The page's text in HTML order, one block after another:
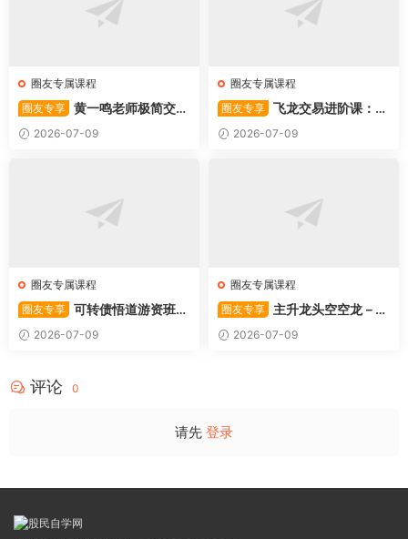
圈友专属课程
圈友专享 黄一鸣老师极简交易
系统2026-07-09
圈友专属课程
圈友专享 飞龙交易进阶课：共
振战法
2026-07-09
圈友专属课程
圈友专享 可转债悟道游资班出
奇系列悟道系列守正系列课程-
2026-07-09
圈友专属课程
圈友专享 主升龙头空空龙－竞
价抢筹盘口的量化公式与十几
2026-07-09
评论 0
请先 登录